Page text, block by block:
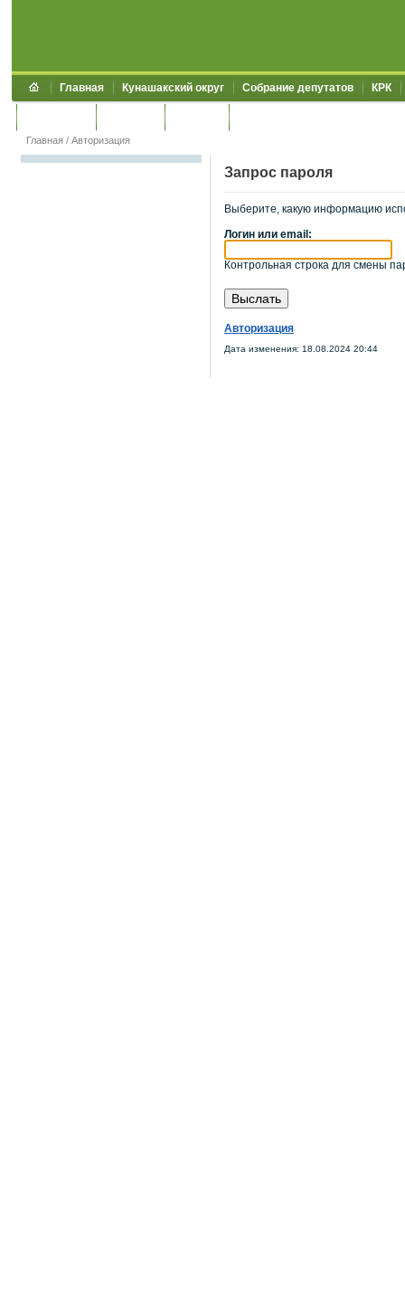
Главная Кунашакский округ Собрание депутатов КРК
Главная / Авторизация
Запрос пароля
Выберите, какую информацию
Логин или email:
Контрольная строка для смены
Авторизация
Дата изменения: 18.08.2024 20:44